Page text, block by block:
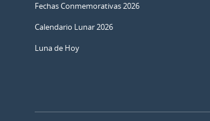
Fechas Conmemorativas 2026
Calendario Lunar 2026
Luna de Hoy